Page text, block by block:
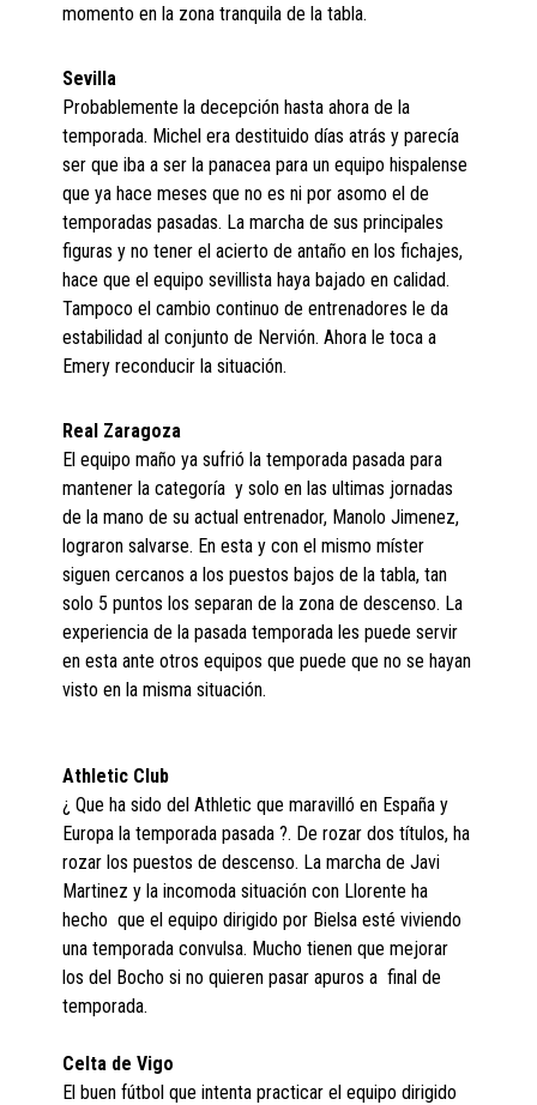
momento en la zona tranquila de la tabla.
Sevilla
Probablemente la decepción hasta ahora de la
temporada. Michel era destituido días atrás y parecía
ser que iba a ser la panacea para un equipo hispalense
que ya hace meses que no es ni por asomo el de
temporadas pasadas. La marcha de sus principales
figuras y no tener el acierto de antaño en los fichajes,
hace que el equipo sevillista haya bajado en calidad.
Tampoco el cambio continuo de entrenadores le da
estabilidad al conjunto de Nervión. Ahora le toca a
Emery reconducir la situación.
Real Zaragoza
El equipo maño ya sufrió la temporada pasada para
mantener la categoría y solo en las ultimas jornadas
de la mano de su actual entrenador, Manolo Jimenez,
lograron salvarse. En esta y con el mismo míster
siguen cercanos a los puestos bajos de la tabla, tan
solo 5 puntos los separan de la zona de descenso. La
experiencia de la pasada temporada les puede servir
en esta ante otros equipos que puede que no se hayan
visto en la misma situación.
Athletic Club
¿ Que ha sido del Athletic que maravilló en España y
Europa la temporada pasada ?. De rozar dos títulos, ha
rozar los puestos de descenso. La marcha de Javi
Martinez y la incomoda situación con Llorente ha
hecho que el equipo dirigido por Bielsa esté viviendo
una temporada convulsa. Mucho tienen que mejorar
los del Bocho si no quieren pasar apuros a final de
temporada.
Celta de Vigo
El buen fútbol que intenta practicar el equipo dirigido